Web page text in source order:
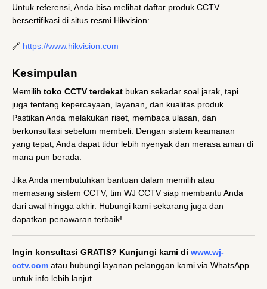
Untuk referensi, Anda bisa melihat daftar produk CCTV
bersertifikasi di situs resmi Hikvision:
🔗 https://www.hikvision.com
Kesimpulan
Memilih toko CCTV terdekat bukan sekadar soal jarak, tapi
juga tentang kepercayaan, layanan, dan kualitas produk.
Pastikan Anda melakukan riset, membaca ulasan, dan
berkonsultasi sebelum membeli. Dengan sistem keamanan
yang tepat, Anda dapat tidur lebih nyenyak dan merasa aman di
mana pun berada.
Jika Anda membutuhkan bantuan dalam memilih atau
memasang sistem CCTV, tim WJ CCTV siap membantu Anda
dari awal hingga akhir. Hubungi kami sekarang juga dan
dapatkan penawaran terbaik!
Ingin konsultasi GRATIS? Kunjungi kami di www.wj-
cctv.com atau hubungi layanan pelanggan kami via WhatsApp
untuk info lebih lanjut.